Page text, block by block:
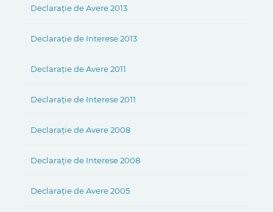
Declarație de Avere 2013
Declarație de Interese 2013
Declarație de Avere 2011
Declarație de Interese 2011
Declarație de Avere 2008
Declarație de Interese 2008
Declarație de Avere 2005